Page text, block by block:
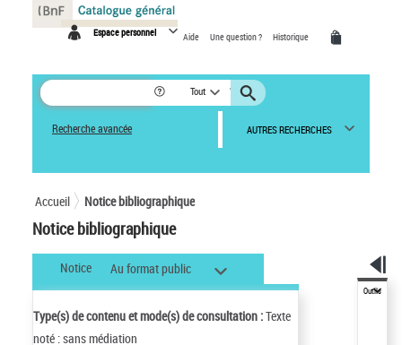
Espace personnel Aide Une question ? Historique
Tout
Recherche avancée AUTRES RECHERCHES
Accueil Notice bibliographique
Notice bibliographique
Notice Au format public
Type(s) de contenu et mode(s) de consultation :Texte
noté : sans médiation
Outils
Panneau de gestion des cookies